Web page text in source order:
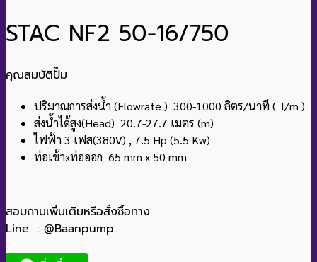
STAC NF2 50-16/750
คุณสมบัติปั๊ม
ปริมาณการส่งน้ำ (Flowrate ) 300-1000 ลิตร/นาที ( l/m )
ส่งน้ำได้สูง(Head) 20.7-27.7 เมตร (m)
ไฟฟ้า 3 เฟส(380V) , 7.5 Hp (5.5 Kw)
ท่อเข้าxท่อออก 65 mm x 50 mm
สอบถามเพิ่มเติมหรือสั่งซื้อทาง
Line : @Baanpump